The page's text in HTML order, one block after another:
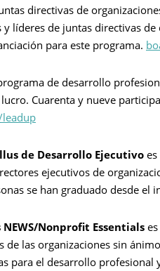
directivas de
líderes de juntas directivas
para este programa.
de desarrollo
Cuarenta y nueve
de Desarrollo Ejecutivo
ejecutivos de
se han graduado desde el
Nonprofit Essentials
de las organizaciones sin
para el desarrollo profesional
en